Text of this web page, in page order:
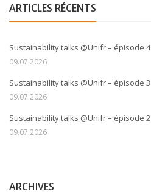
ARTICLES RÉCENTS
Sustainability talks @Unifr – épisode 4
09.07.2026
Sustainability talks @Unifr – épisode 3
09.07.2026
Sustainability talks @Unifr – épisode 2
09.07.2026
ARCHIVES